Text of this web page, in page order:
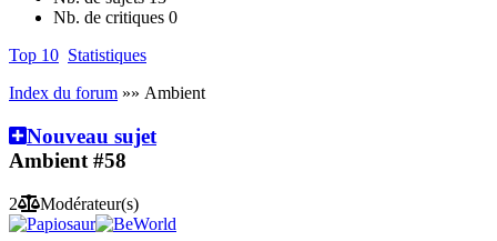
Nb. de critiques 0
Top 10 Statistiques
Index du forum »» Ambient
Nouveau sujet
Ambient #58
2 Modérateur(s)